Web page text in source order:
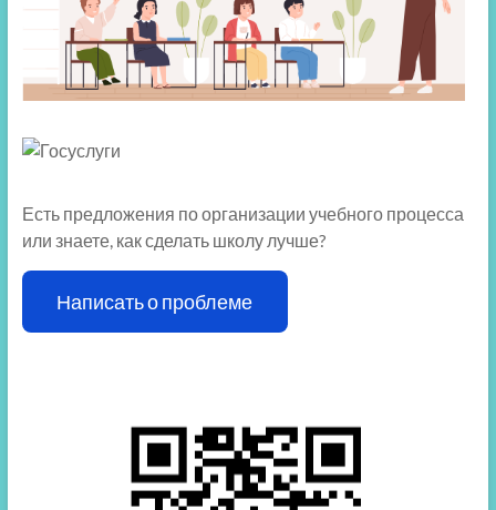
Есть предложения по организации учебного процесса
или знаете, как сделать школу лучше?
Написать о проблеме